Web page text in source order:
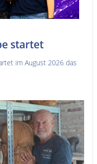
startet
im August 2026 das